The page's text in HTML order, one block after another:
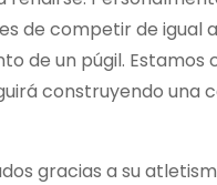
de competir de igual
de un púgil. Estamos
construyendo una
gracias a su